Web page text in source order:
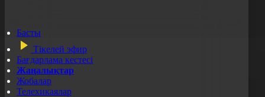
Басты
Тікелей эфир
Бағдарлама кестесі
Жаңалықтар
Жобалар
Телехикаялар